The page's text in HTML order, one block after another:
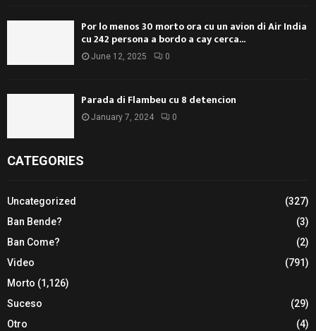
Por lo menos 30 morto ora cu un avion di Air India
cu 242 persona a bordo a cay cerca...
June 12, 2025 0
Parada di Flambeu cu 8 detencion
January 7, 2024 0
CATEGORIES
Uncategorized
(327)
Ban Bende?
(3)
Ban Come?
(2)
Video
(791)
Morto (1,126)
Suceso
(29)
Otro
(4)